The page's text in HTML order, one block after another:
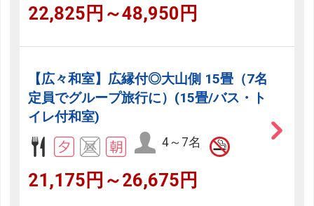
22,825円～48,950円
【広々和室】広縁付◎大山側 15畳（7名
定員でグループ旅行に）(15畳/バス・ト
イレ付和室)
4～7名
21,175円～26,675円